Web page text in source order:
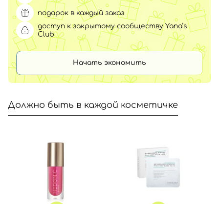
подарок в каждый заказ
доступ к закрытому сообществу Yana’s
Club
Начать экономить
Должно быть в каждой косметичке